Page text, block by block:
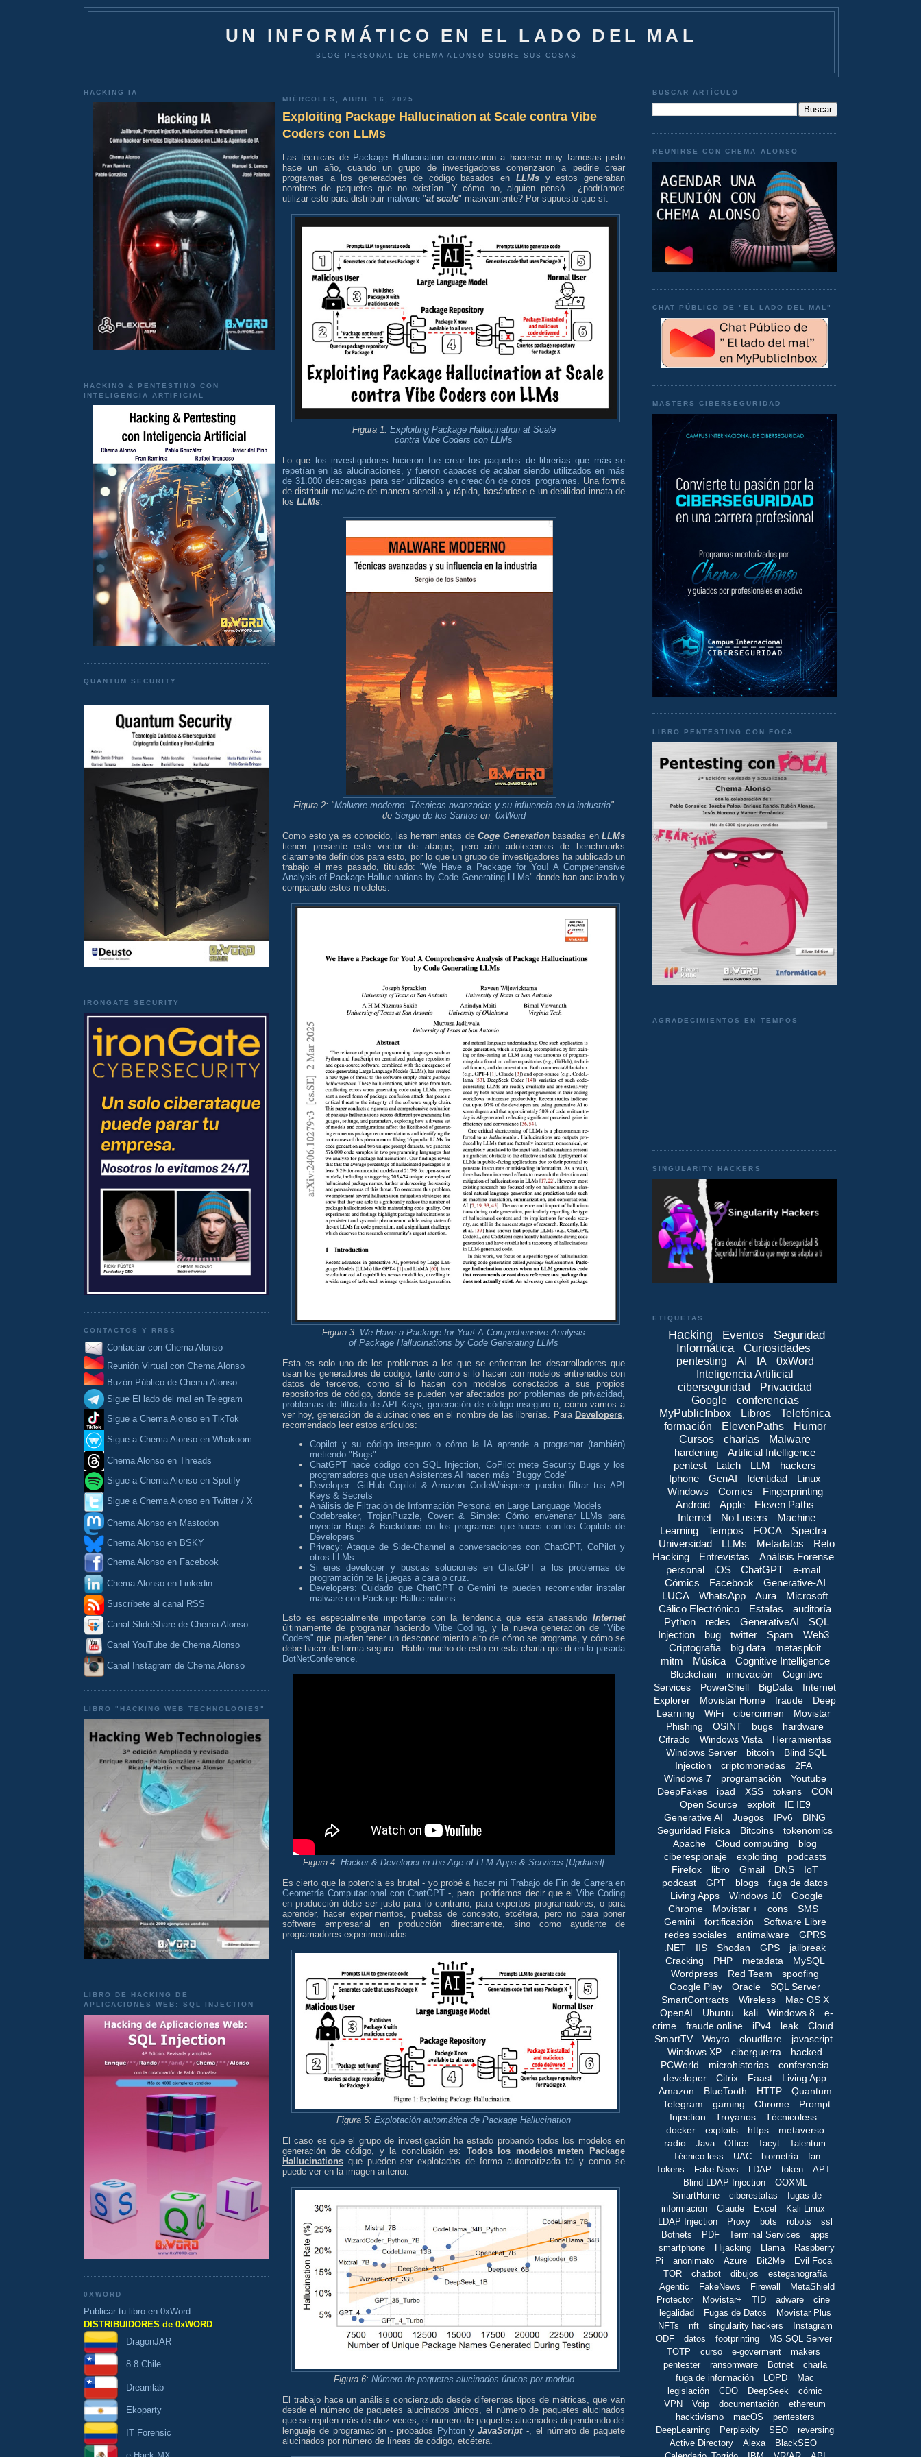
UN INFORMÁTICO EN EL LADO DEL MAL
BLOG PERSONAL DE CHEMA ALONSO SOBRE SUS COSAS.
HACKING IA
HACKING & PENTESTING CON
INTELIGENCIA ARTIFICIAL
QUANTUM SECURITY
IRONGATE SECURITY
CONTACTOS Y RRSS
Contactar con Chema Alonso
Reunión Virtual con Chema Alonso
Buzón Público de Chema Alonso
Sigue El lado del mal en Telegram
Sigue a Chema Alonso en TikTok
Sigue a Chema Alonso en Whakoom
Chema Alonso en Threads
Sigue a Chema Alonso en Spotify
Sigue a Chema Alonso en Twitter / X
Chema Alonso en Mastodon
Chema Alonso en BSKY
Chema Alonso en Facebook
Chema Alonso en Linkedin
Suscríbete al canal RSS
Canal SlideShare de Chema Alonso
Canal YouTube de Chema Alonso
Canal Instagram de Chema Alonso
LIBRO "HACKING WEB TECHNOLOGIES"
LIBRO DE HACKING DE
APLICACIONES WEB: SQL INJECTION
0XWORD
Publicar tu libro en 0xWord
DISTRIBUIDORES de 0xWORD
DragonJAR
8.8 Chile
Dreamlab
Ekoparty
IT Forensic
MIÉRCOLES, ABRIL 16, 2025
Exploiting Package Hallucination at Scale contra Vibe
Coders con LLMs
Las técnicas de Package Hallucinationcomenzaron a hacerse muy famosas justo
hace un año, cuando un grupo de investigadores comenzaron a pedirle crear
programas a los generadores de código basados en LLMsy estos generaban
nombres de paquetes que no existían. Y cómo no, alguien pensó... ¿podríamos
utilizar esto para distribuir malware "at scale" masivamente? Por supuesto que sí.
Figura 1: Exploiting Package Hallucination at Scale
contra Vibe Coders con LLMs
Lo que los investigadores hicieron fue crear los paquetes de librerías que más se
repetían en las alucinaciones, y fueron capaces de acabar siendo utilizados en más
de 31.000 descargas para ser utilizados en creación de otros programas . Una forma
de distribuir malwarede manera sencilla y rápida, basándose e un debilidad innata de
los LLMs
Figura 2: "Malware moderno: Técnicas avanzadas y su influencia en la industria"
de Sergio de los Santos en 0xWord
Como esto ya es conocido, las herramientas de Coge Generationbasadas en LLMs
tienen presente este vector de ataque, pero aún adolecemos de benchmarks
claramente definidos para esto, por lo que un grupo de investigadores ha publicado un
trabajo el mes pasado, titulado: "We Have a Package for You! A Comprehensive
Analysis of Package Hallucinations by Code Generating LLMs" donde han analizado y
comparado estos modelos.
Figura 3 :We Have a Package for You! A Comprehensive Analysis
of Package Hallucinations by Code Generating LLMs
Esta es solo uno de los problemas a los que se enfrentan los desarrolladores que
usan los generadores de código, tanto como si lo hacen con modelos entrenados con
datos de terceros, como si lo hacen con modelos conectados a sus propios
repositorios de código, donde se pueden ver afectados por problemas de privacidad
problemas de filtrado de API Keys
generación de código inseguro o, cómo vamos a
ver hoy, generación de alucinaciones en el nombre de las librerías. Para Developers
recomendado leer estos artículos:
Copilot y su código inseguro o cómo la IA aprende a programar (también)
metiendo "Bugs"
ChatGPT hace código con SQL Injection, CoPilot mete Security Bugs y los
programadores que usan Asistentes AI hacen más "Buggy Code"
Developer: GitHub Copilot & Amazon CodeWhisperer pueden filtrar tus API
Keys & Secrets
Análisis de Filtración de Información Personal en Large Language Models
Codebreaker, TrojanPuzzle, Covert & Simple: Cómo envenenar LLMs para
inyectar Bugs & Backdoors en los programas que haces con los Copilots de
Developers
Privacy: Ataque de Side-Channel a conversaciones con ChatGPT, CoPilot y
otros LLMs
Si eres developer y buscas soluciones en ChatGPT a los problemas de
programación te la juegas a cara o cruz.
Developers: Cuidado que ChatGPT o Gemini te pueden recomendar instalar
malware con Package Hallucinations
Esto es especialmente importante con la tendencia que está arrasando Internet
últimamente de programar haciendoVibe Coding , y la nueva generación de"Vibe
Coders" que pueden tener un desconocimiento alto de cómo se programa, y cómo se
debe hacer de forma segura. Hablo mucho de esto en esta charla que di en la pasada
DotNetConference
Figura 4: Hacker & Developer in the Age of LLM Apps & Services [Updated]
Es cierto que la potencia es brutal - yo probé a hacer mi Trabajo de Fin de Carrera en
Geometría Computacional con ChatGPT-, pero podríamos decir que elVibe Coding
en producción debe ser justo para lo contrario, para expertos programadores, o para
aprender, hacer experimentos, pruebas de concepto, etcétera, pero no para poner
software empresarial en producción directamente, sino como ayudante de
programadores experimentados.
Figura 5: Explotación automática de Package Hallucination
El caso es que el grupo de investigación ha estado probando todos los modelos en
generación de código, y la conclusión es: Todos los modelos meten Package
Hallucinations que pueden ser explotadas de forma automatizada tal y como se
puede ver en la imagen anterior.
Figura 6: Número de paquetes alucinados únicos por modelo
El trabajo hace un análisis concienzudo desde diferentes tipos de métricas, que van
desde el número de paquetes alucinados únicos, el número de paquetes alucinados
que se repiten más de diez veces, el número de paquetes alucinados dependiendo del
lenguaje de programación - probados PyhtonyJavaScript-, el número de paquete
alucinados por número de líneas de código, etcétera.
BUSCAR ARTÍCULO
REUNIRSE CON CHEMA ALONSO
CHAT PÚBLICO DE "EL LADO DEL MAL"
MASTERS CIBERSEGURIDAD
LIBRO PENTESTING CON FOCA
AGRADECIMIENTOS EN TEMPOS
SINGULARITY HACKERS
ETIQUETAS
Hacking Eventos
Seguridad
Informática
Curiosidades
pentesting AI IA
0xWord
Inteligencia Artificial
ciberseguridad
Privacidad
Google
conferencias
MyPublicInbox
Libros
Telefónica
formación
ElevenPaths
Humor
Cursos
charlas
Malware
hardening
Artificial Intelligence
pentest
Latch LLM
hackers
Iphone
GenAI Identidad
Linux
Windows
Comics
Fingerprinting
Android
Apple
Eleven Paths
Internet
No Lusers
Machine
Learning
Tempos FOCA
Spectra
Universidad
LLMs Metadatos
Reto
Hacking
Entrevistas
Análisis Forense
personal
iOS ChatGPT
e-mail
Cómics
Facebook
Generative-AI
LUCA
WhatsApp Aura
Microsoft
Cálico Electrónico
Estafas
auditoría
Python
redes GenerativeAI
SQL
Injection
bug twitter Spam
Web3
Criptografía
big data
metasploit
mitm
Música Cognitive Intelligence
Blockchain innovación
Cognitive
Services
PowerShell BigData
Internet
Explorer
Movistar Home fraude
Deep
Learning
WiFi cibercrimen
Movistar
Phishing
OSINT bugs
hardware
Cifrado
Windows Vista
Herramientas
Windows Server
bitcoin
Blind SQL
Injection
criptomonedas
2FA
Windows 7
programación
Youtube
DeepFakes
ipad XSS tokens
CON
Open Source
exploit
IE IE9
Generative AI
Juegos IPv6
BING
Seguridad Física
Bitcoins
tokenomics
Apache
Cloud computing
blog
ciberespionaje
exploiting
podcasts
Firefox
libro Gmail DNS
IoT
podcast
GPT blogs
fuga de datos
Living Apps
Windows 10
Google
Chrome
Movistar + cons
SMS
Gemini
fortificación
Software Libre
redes sociales
antimalware
GPRS
.NET
IIS Shodan GPS
jailbreak
Cracking
PHP metadata
MySQL
Wordpress
Red Team
spoofing
Google Play
Oracle
SQL Server
SmartContracts
Wireless
Mac OS X
OpenAI
Ubuntu kali Windows 8
e-
crime
fraude online iPv4 leak
Cloud
SmartTV
Wayra cloudflare
javascript
Windows XP
ciberguerra
hacked
PCWorld
microhistorias
conferencia
developer
Citrix Faast
Living App
Amazon
BlueTooth HTTP
Quantum
Telegram
gaming Chrome
Prompt
Injection
Troyanos
Técnicoless
docker
exploits https
metaverso
radio
Java Office Tacyt
Talentum
Técnico-less
UAC biometría
fan
Tokens
Fake News LDAP token
APT
Blind LDAP Injection
OOXML
SmartHome
ciberestafas
fugas de
información
Claude Excel
Kali Linux
LDAP Injection
Proxy bots robots
ssl
Botnets
PDF Terminal Services
apps
smartphone
Hijacking Llama
Raspberry
Pi
anonimato Azure Bit2Me
Evil Foca
TOR
chatbot dibujos
esteganografía
Agentic
FakeNews Firewall
MetaShield
Protector
Movistar+ TID adware
cine
legalidad
Fugas de Datos
Movistar Plus
NFTs
nft singularity hackers
Instagram
ODF
datos footprinting
MS SQL Server
TOTP
curso e-goverment
makers
pentester
ransomware Botnet
charla
fuga de información
LOPD
Mac
legislación
CDO DeepSeek
cómic
VPN
Voip documentación
ethereum
hacktivismo
macOS
pentesters
DeepLearning
Perplexity SEO
reversing
Active Directory
Alexa
BlackSEO